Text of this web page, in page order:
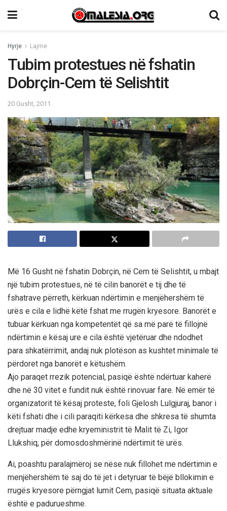
Hyrje Lajme
Tubim protestues në fshatin
Dobrçin-Cem të Selishtit
20 Gusht, 2011
Më 16 Gusht në fshatin Dobrçin, në Cem të Selishtit, u mbajt
një tubim protestues, në të cilin banorët e tij dhe të
fshatrave përreth, kërkuan ndërtimin e menjëhershëm të
urës e cila e lidhë këtë fshat me rrugën kryesore. Banorët e
tubuar kërkuan nga kompetentët që sa më parë të fillojnë
ndërtimin e kësaj ure e cila është vjetëruar dhe ndodhet
para shkatërrimit, andaj nuk plotëson as kushtet minimale të
përdoret nga banorët e këtushëm.
Ajo paraqet rrezik potencial, pasiqë është ndërtuar kaherë
dhe në 30 vitet e fundit nuk është rinovuar fare. Në emër të
organizatorit të kësaj proteste, foli Gjelosh Lulgjuraj, banor i
këti fshati dhe i cili paraqiti kërkesa dhe shkresa të shumta
drejtuar madje edhe kryeministrit të Malit të Zi, Igor
Llukshiq, për domosdoshmërinë ndërtimit të urës.
Ai, poashtu paralajmëroj se nëse nuk fillohet me ndërtimin e
menjëhershëm të saj do të jet i detyruar të bëjë bllokimin e
rrugës kryesore përngjat lumit Cem, pasiqë situata aktuale
është e padurueshme.